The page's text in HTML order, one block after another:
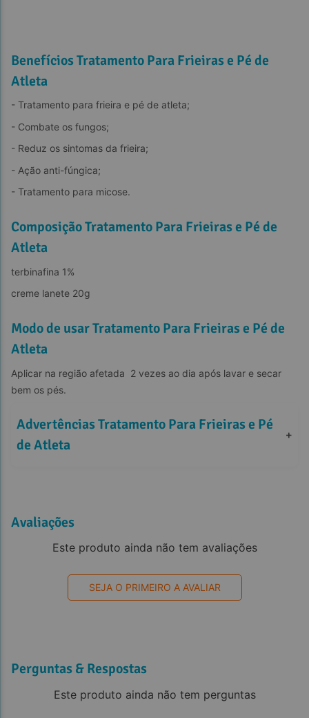
Benefícios Tratamento Para Frieiras e Pé de
Atleta
- Tratamento para frieira e pé de atleta;
- Combate os fungos;
- Reduz os sintomas da frieira;
- Ação anti-fúngica;
- Tratamento para micose.
Composição Tratamento Para Frieiras e Pé de
Atleta
terbinafina 1%
creme lanete 20g
Modo de usar Tratamento Para Frieiras e Pé de
Atleta
Aplicar na região afetada  2 vezes ao dia após lavar e secar
bem os pés.
Advertências Tratamento Para Frieiras e Pé
de Atleta
+
Avaliações
Este produto ainda não tem avaliações
SEJA O PRIMEIRO A AVALIAR
Perguntas & Respostas
Este produto ainda não tem perguntas